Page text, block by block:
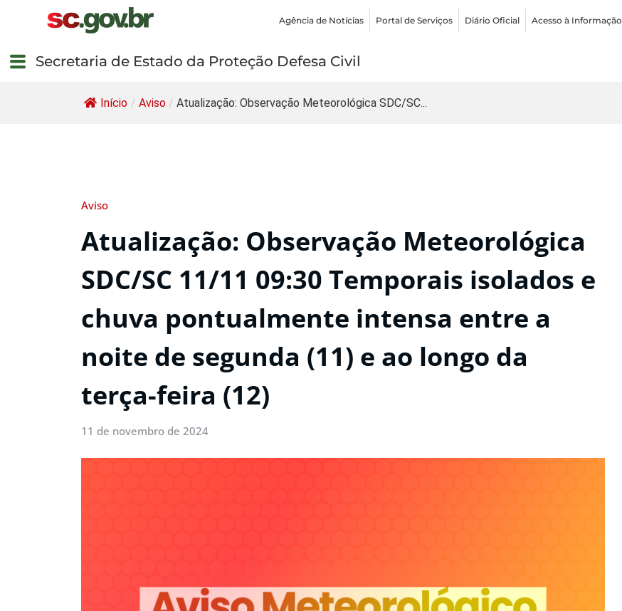
Agência de Notícias Portal de Serviços Diário Oficial Acesso à Informação
Secretaria de Estado da Proteção Defesa Civil
Início / Aviso / Atualização: Observação Meteorológica SDC/SC...
Aviso
Atualização: Observação Meteorológica
SDC/SC 11/11 09:30 Temporais isolados e
chuva pontualmente intensa entre a
noite de segunda (11) e ao longo da
terça-feira (12)
11 de novembro de 2024